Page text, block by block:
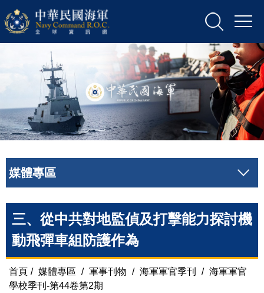
媒體專區
三、從中共對地監偵及打擊能力探討機
動飛彈車組防護作為
首頁 / 媒體專區 / 軍事刊物 / 海軍軍官季刊 / 海軍軍官
學校季刊-第44卷第2期